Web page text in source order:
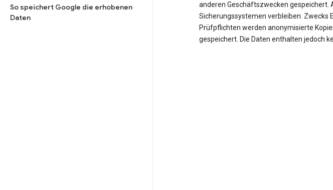
So speichert Google die erhobenen
Daten
anderen Geschäftszwecken gespeichert.
Sicherungssystemen verbleiben. Zwecks
Prüfpflichten werden anonymisierte
gespeichert. Die Daten enthalten jedoch